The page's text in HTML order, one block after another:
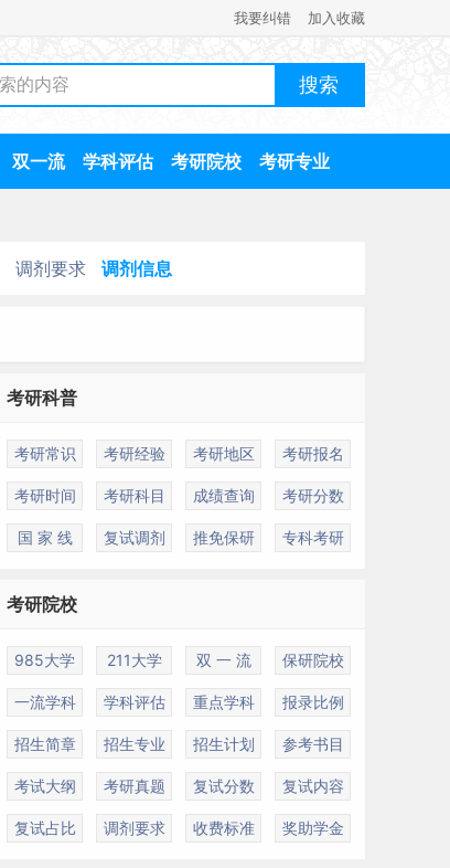
我要纠错 加入收藏
双一流 学科评估 考研院校 考研专业
调剂要求 调剂信息
考研科普
考研常识 考研经验 考研地区 考研报名
考研时间 考研科目 成绩查询 考研分数
国 家 线 复试调剂 推免保研 专科考研
考研院校
985大学 211大学 双 一 流 保研院校
一流学科 学科评估 重点学科 报录比例
招生简章 招生专业 招生计划 参考书目
考试大纲 考研真题 复试分数 复试内容
复试占比 调剂要求 收费标准 奖助学金